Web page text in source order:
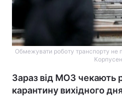
Обмежувати роботу транспорту
Зараз від МОЗ чекають
карантину вихідного